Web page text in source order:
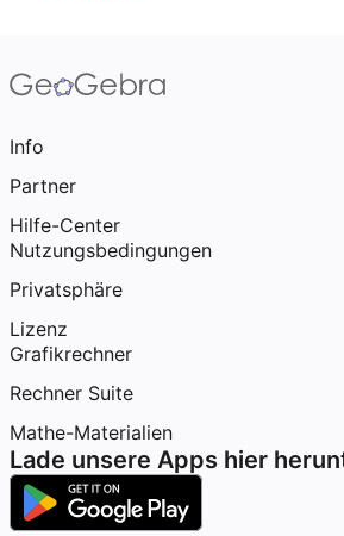
Info
Partner
Hilfe-Center
Nutzungsbedingungen
Privatsphäre
Lizenz
Grafikrechner
Rechner Suite
Mathe-Materialien
Lade unsere Apps hier